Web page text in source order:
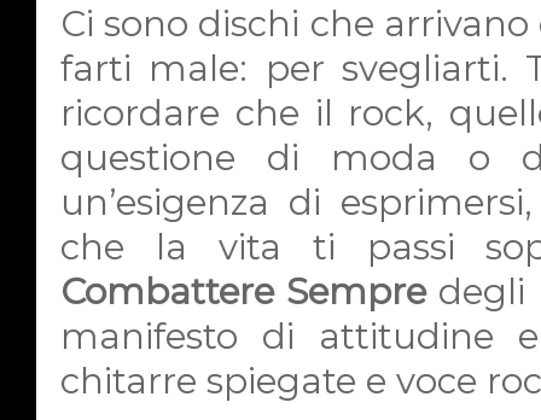
Ci sono dischi che
farti male: per svegliarti.
ricordare che il rock,
questione di moda o
un’esigenza di
che la vita ti passi
Combattere Sempredegli
manifesto di attitudine
chitarre spiegate e voce